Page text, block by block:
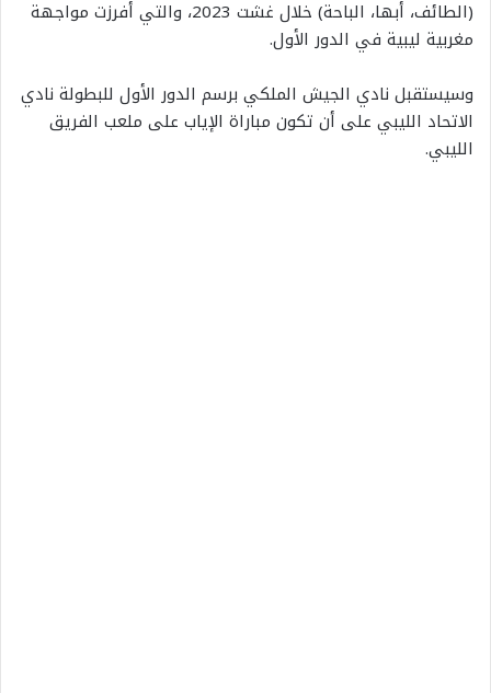
(الطائف، أبها، الباحة) خلال غشت 2023، والتي أفرزت مواجهة
مغربية ليبية في الدور الأول.
وسيستقبل نادي الجيش الملكي برسم الدور الأول للبطولة نادي
الاتحاد الليبي على أن تكون مباراة الإياب على ملعب الفريق
الليبي.